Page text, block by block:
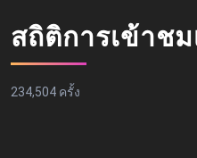
สถิติการเข้าช
234,504 ครั้ง